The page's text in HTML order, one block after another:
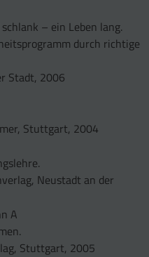
– ein Leben lang.
durch richtige
Stadt, 2006
Stuttgart, 2004
Neustadt an der
A
Stuttgart, 2005